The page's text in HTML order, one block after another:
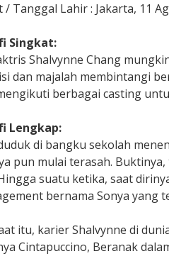
/ Tanggal Lahir : Jakarta, 11
Singkat:
Shalvynne Chang
dan majalah membintangi
berbagai casting
Lengkap:
di bangku sekolah
pun mulai terasah.
suatu ketika, saat
bernama Sonya yang
itu, karier Shalvynne di
Cintapuccino, Beranak